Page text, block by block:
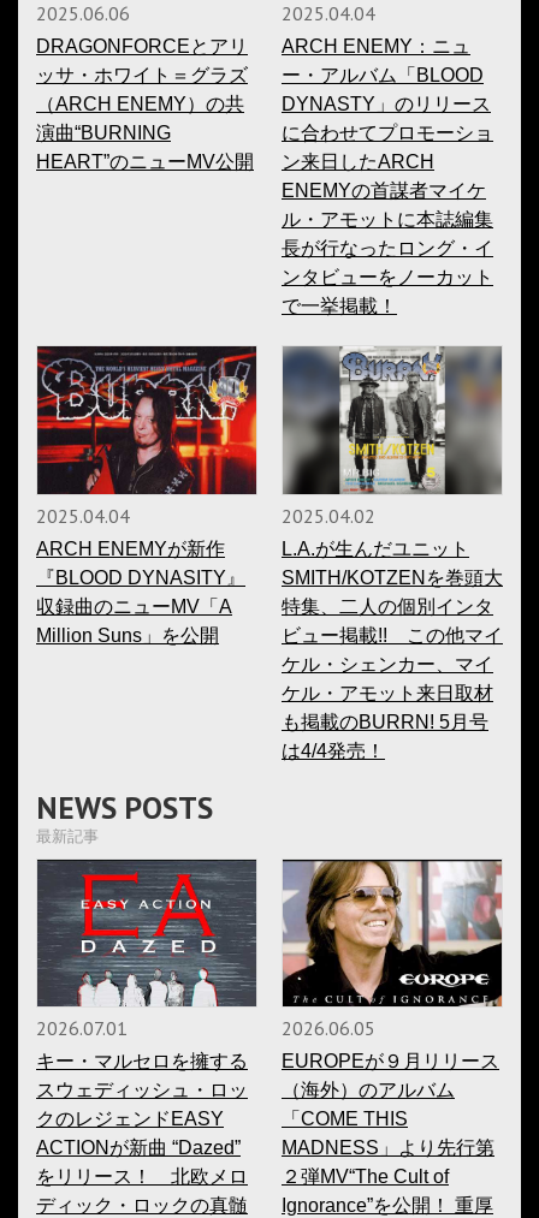
2025.06.06
DRAGONFORCEとアリ
ッサ・ホワイト＝グラズ
（ARCH ENEMY）の共
演曲“BURNING
HEART”のニューMV公開
2025.04.04
ARCH ENEMY：ニュ
ー・アルバム「BLOOD
DYNASTY」のリリース
に合わせてプロモーショ
ン来日したARCH
ENEMYの首謀者マイケ
ル・アモットに本誌編集
長が行なったロング・イ
ンタビューをノーカット
で一挙掲載！
2025.04.04
ARCH ENEMYが新作
『BLOOD DYNASITY』
収録曲のニューMV「A
Million Suns」を公開
2025.04.02
L.A.が生んだユニット
SMITH/KOTZENを巻頭大
特集、二人の個別インタ
ビュー掲載!! この他マイ
ケル・シェンカー、マイ
ケル・アモット来日取材
も掲載のBURRN! 5月号
は4/4発売！
NEWS POSTS
最新記事
2026.07.01
キー・マルセロを擁する
スウェディッシュ・ロッ
クのレジェンドEASY
ACTIONが新曲 “Dazed”
をリリース！ 北欧メロ
ディック・ロックの真髄
2026.06.05
EUROPEが９月リリース
（海外）のアルバム
「COME THIS
MADNESS」より先行第
２弾MV“The Cult of
Ignorance”を公開！ 重厚